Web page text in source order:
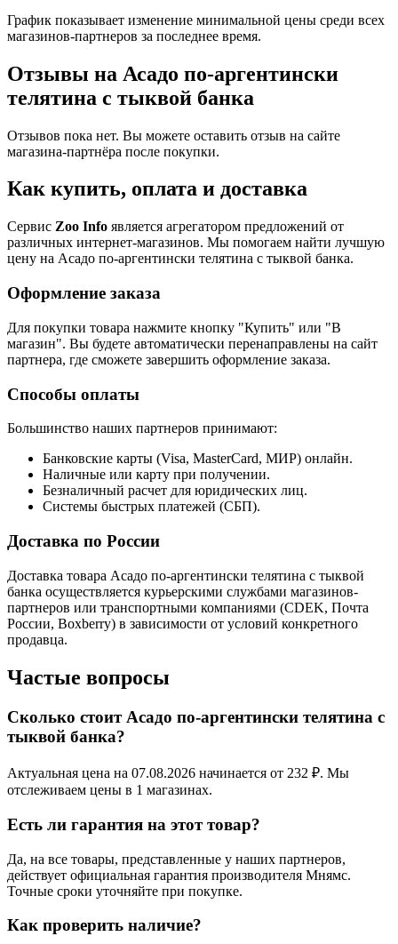
График показывает изменение минимальной цены среди всех
магазинов-партнеров за последнее время.
Отзывы на Асадо по-аргентински
телятина с тыквой банка
Отзывов пока нет. Вы можете оставить отзыв на сайте
магазина-партнёра после покупки.
Как купить, оплата и доставка
Сервис Zoo Info является агрегатором предложений от
различных интернет-магазинов. Мы помогаем найти лучшую
цену на Асадо по-аргентински телятина с тыквой банка.
Оформление заказа
Для покупки товара нажмите кнопку "Купить" или "В
магазин". Вы будете автоматически перенаправлены на сайт
партнера, где сможете завершить оформление заказа.
Способы оплаты
Большинство наших партнеров принимают:
Банковские карты (Visa, MasterCard, МИР) онлайн.
Наличные или карту при получении.
Безналичный расчет для юридических лиц.
Системы быстрых платежей (СБП).
Доставка по России
Доставка товара Асадо по-аргентински телятина с тыквой
банка осуществляется курьерскими службами магазинов-
партнеров или транспортными компаниями (CDEK, Почта
России, Boxberry) в зависимости от условий конкретного
продавца.
Частые вопросы
Сколько стоит Асадо по-аргентински телятина с
тыквой банка?
Актуальная цена на 07.08.2026 начинается от 232 ₽. Мы
отслеживаем цены в 1 магазинах.
Есть ли гарантия на этот товар?
Да, на все товары, представленные у наших партнеров,
действует официальная гарантия производителя Мнямс.
Точные сроки уточняйте при покупке.
Как проверить наличие?